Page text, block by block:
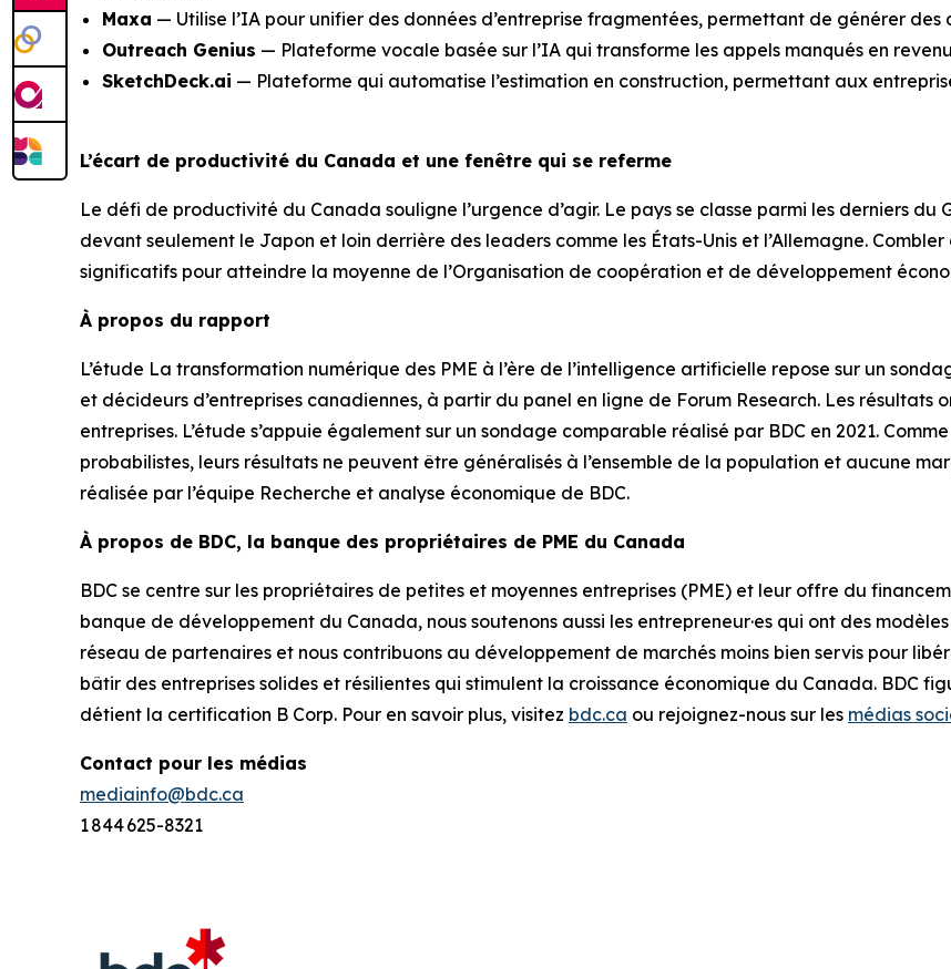
Maxa — Utilise l’IA pour unifier des données d’entreprise fragmentées, permettant de générer
Outreach Genius — Plateforme vocale basée sur l’IA qui transforme les appels manqués en
SketchDeck.ai — Plateforme qui automatise l’estimation en construction, permettant aux
L’écart de productivité du Canada et une fenêtre qui se referme
Le défi de productivité du Canada souligne l’urgence d’agir. Le pays se classe parmi les derniers
devant seulement le Japon et loin derrière des leaders comme les États-Unis et l’Allemagne.
significatifs pour atteindre la moyenne de l’Organisation de coopération et de développement
À propos du rapport
L’étude La transformation numérique des PME à l’ère de l’intelligence artificielle repose sur un
et décideurs d’entreprises canadiennes, à partir du panel en ligne de Forum Research. Les
entreprises. L’étude s’appuie également sur un sondage comparable réalisé par BDC en 2021.
probabilistes, leurs résultats ne peuvent être généralisés à l’ensemble de la population et aucune
réalisée par l’équipe Recherche et analyse économique de BDC.
À propos de BDC, la banque des propriétaires de PME du Canada
BDC se centre sur les propriétaires de petites et moyennes entreprises (PME) et leur offre du
banque de développement du Canada, nous soutenons aussi les entrepreneur·es qui ont des
réseau de partenaires et nous contribuons au développement de marchés moins bien servis pour
bâtir des entreprises solides et résilientes qui stimulent la croissance économique du Canada. BDC
détient la certification B Corp. Pour en savoir plus, visitez bdc.ca ou rejoignez-nous sur les médias
Contact pour les médias
mediainfo@bdc.ca
1 844 625-8321